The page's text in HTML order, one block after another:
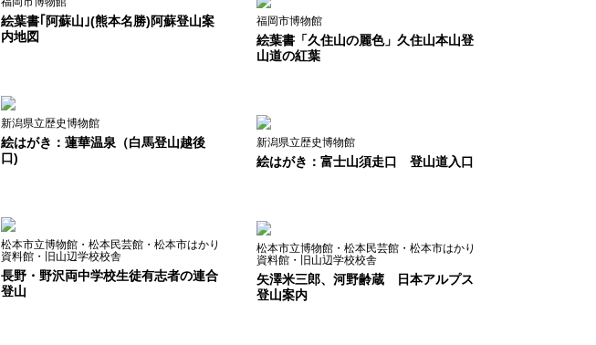
絵葉書｢阿蘇山｣(熊本名勝)阿蘇登山案
内地図
福岡市博物館
絵葉書「久住山の麗色」久住山本山登
山道の紅葉
新潟県立歴史博物館
絵はがき：蓮華温泉（白馬登山越後
口)
新潟県立歴史博物館
絵はがき：富士山須走口 登山道入口
松本市立博物館・松本民芸館・松本市はかり
資料館・旧山辺学校校舎
長野・野沢両中学校生徒有志者の連合
登山
松本市立博物館・松本民芸館・松本市はかり
資料館・旧山辺学校校舎
矢澤米三郎、河野齢蔵 日本アルプス
登山案内